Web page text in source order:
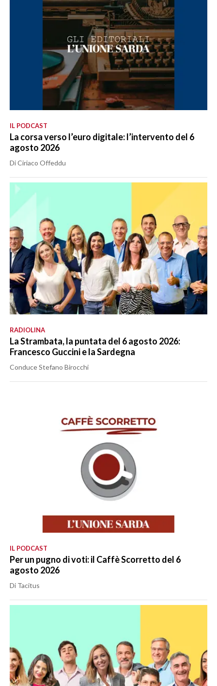
IL PODCAST
La corsa verso l’euro digitale: l’intervento del 6
agosto 2026
Di Ciriaco Offeddu
RADIOLINA
La Strambata, la puntata del 6 agosto 2026:
Francesco Guccini e la Sardegna
Conduce Stefano Birocchi
IL PODCAST
Per un pugno di voti: il Caffè Scorretto del 6
agosto 2026
Di Tacitus